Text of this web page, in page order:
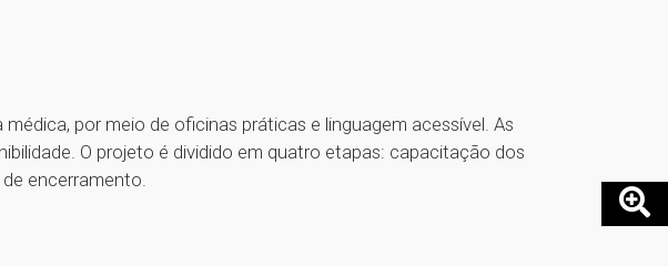
por meio de oficinas práticas e linguagem acessível. As
O projeto é dividido em quatro etapas: capacitação dos
encerramento.